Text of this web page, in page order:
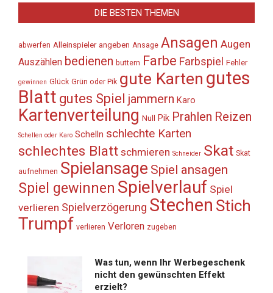
DIE BESTEN THEMEN
abwerfen Alleinspieler angeben Ansage Ansagen Augen
Auszählen bedienen buttern Farbe Farbspiel Fehler
gewinnen Glück Grün oder Pik gute Karten gutes
Blatt gutes Spiel jammern Karo
Kartenverteilung Null Pik Prahlen Reizen
Schellen oder Karo Schelln schlechte Karten
schlechtes Blatt schmieren Schneider Skat Skat
aufnehmen Spielansage Spiel ansagen
Spiel gewinnen Spielverlauf Spiel
verlieren Spielverzögerung Stechen Stich
Trumpf verlieren Verloren zugeben
Was tun, wenn Ihr Werbegeschenk
nicht den gewünschten Effekt
erzielt?